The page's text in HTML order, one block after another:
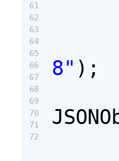
61
62
63
64
65
66
67
68
69
70
71
72
8" );